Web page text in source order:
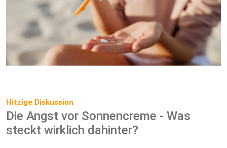
Hitzige Diskussion
Die Angst vor Sonnencreme - Was
steckt wirklich dahinter?